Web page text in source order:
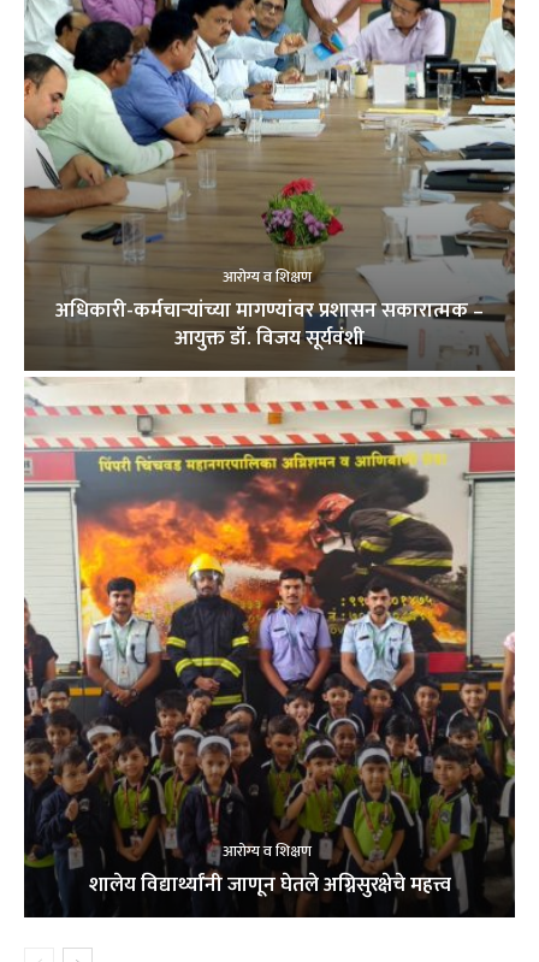
आरोग्य व शिक्षण
अधिकारी-कर्मचाऱ्यांच्या मागण्यांवर प्रशासन सकारात्मक –
आयुक्त डॉ. विजय सूर्यवंशी
आरोग्य व शिक्षण
शालेय विद्यार्थ्यांनी जाणून घेतले अग्निसुरक्षेचे महत्त्व